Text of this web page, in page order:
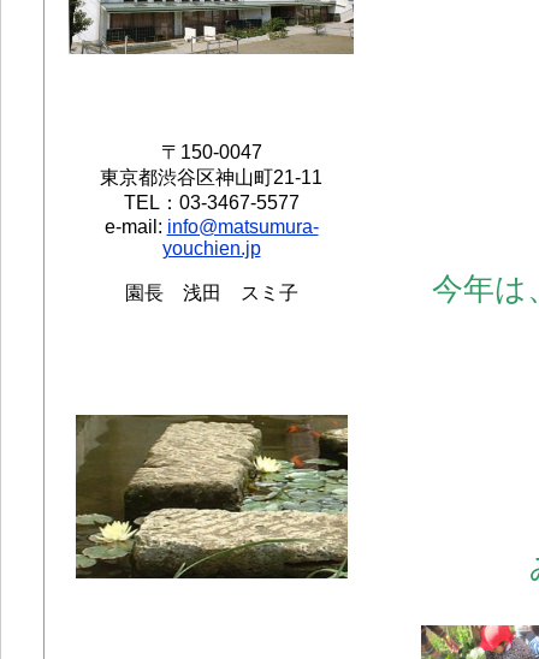
今年は
〒150-0047
東京都渋谷区神山町21-11
TEL：03-3467-5577
e-mail: info@matsumura-
youchien.jp
園長 浅田 スミ子